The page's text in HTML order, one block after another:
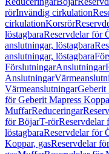
rörInvändig cirkulation
cirkulationKorsrör
löstagbaraReservdelar för
anslutningar, löstagbara
anslutningar, löstagbara
FörslutningarAnslutningar
Anslutningar
VärmeanslutningarGeberit
för Geberit Mapress
MuffarReduceringar
för BöjarT-rörReservdelar
löstagbaraReservdelar för
Koppar, gasReservdelar